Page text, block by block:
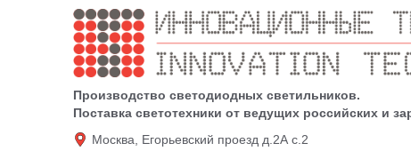
Производство светодиодных светильников.
Поставка светотехники от ведущих российских и
Москва, Егорьевский проезд д.2А с.2